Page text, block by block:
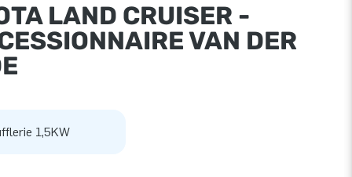
LAND CRUISER -
VAN DER
1,5KW